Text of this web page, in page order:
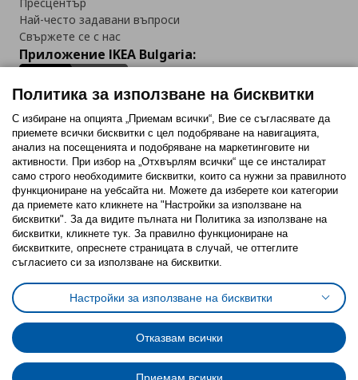
Най-често задавани въпроси
Свържете се с нас
Приложение IKEA Bulgaria:
Последвайте ни:
FacebookTwitterYoutubePinterestInstagram
Политика за използване на бисквитки (Cookies)
Избор на настройки за използване на бисквитки
Условия за ползване на ikea.bgОбща политика за личните данни
Политика за защита на личните данни на ikea.bg
Общи условия на програма IKEA Family
Политика за защита на лични данни на програма IKEA Family
Политика за използване на бисквитки
С избиране на опцията „Приемам всички“, Вие се съгласявате да
приемете всички бисквитки с цел подобряване на навигацията,
анализ на посещенията и подобряване на маркетинговите ни
активности. При избор на „Отхвърлям всички“ ще се инсталират
само строго необходимитe бисквитки, които са нужни за правилното
функциониране на уебсайта ни. Можете да изберете кои категории
да приемете като кликнете на "Настройки за използване на
бисквитки". За да видите пълната ни Политика за използване на
бисквитки, кликнете тук. За правилно функциониране на
бисквитките, опреснете страницата в случай, че оттеглите
съгласието си за използване на бисквитки.
Настройки за използване на бисквитки
Отказвам всички